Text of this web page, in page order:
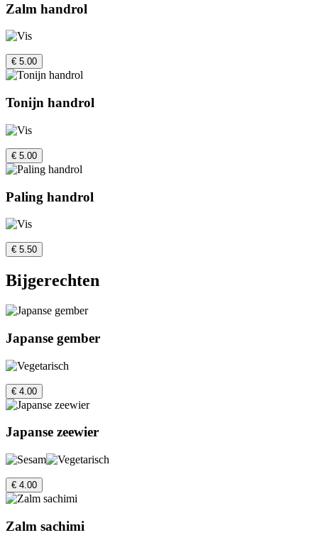
Zalm handrol
€ 5.00
Tonijn handrol
€ 5.00
Paling handrol
€ 5.50
Bijgerechten
Japanse gember
€ 4.00
Japanse zeewier
€ 4.00
Zalm sachimi